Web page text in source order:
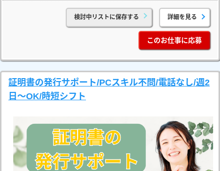
検討中リストに保存する 詳細を見る
このお仕事に応募
証明書の発行サポート/PCスキル不問/電話なし/週2
日～OK/時短シフト